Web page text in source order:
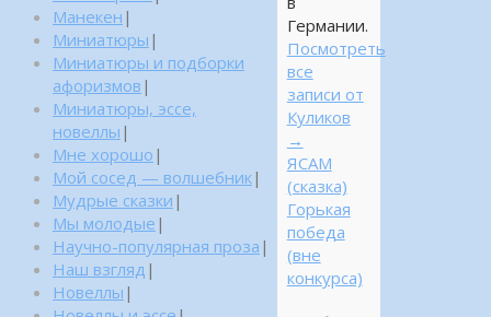
Германии.
Посмотреть
все
записи от
Куликов
→
ЯСАМ
(сказка)
Горькая
победа
(вне
конкурса)
Манекен |
Миниатюры |
Миниатюры и подборки
афоризмов |
Миниатюры, эссе,
новеллы |
Мне хорошо |
Мой сосед — волшебник|
Мудрые сказки |
Мы молодые |
Научно-популярная проза |
Наш взгляд |
Новеллы |